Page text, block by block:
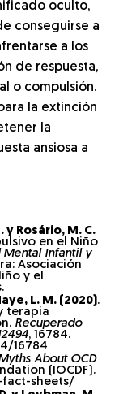
oculto,
conseguirse a
a los
de respuesta,
o compulsión.
la extinción
la
ansiosa a
y Rosário, M. C.
en el Niño
Mental Infantil y
Asociación
y el
L. M. (2020).
terapia
Recuperado
, 16784.
16784
About OCD
(IOCDF).
sheets/